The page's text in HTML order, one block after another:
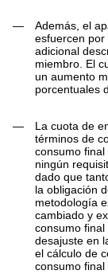
—
Además, el
esfuercen
adicional
miembro. El
un aumento
porcentuales
—
La cuota de
términos de
consumo
ningún
dado que
la obligación
metodología
cambiado y
consumo
desajuste en
el cálculo de
consumo